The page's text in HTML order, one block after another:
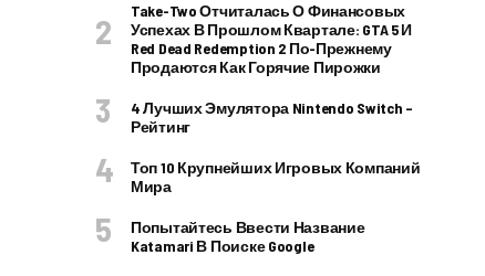
Take-Two Отчиталась О Финансовых
Успехах В Прошлом Квартале: GTA 5 И
Red Dead Redemption 2 По-Прежнему
Продаются Как Горячие Пирожки
4 Лучших Эмулятора Nintendo Switch –
Рейтинг
Топ 10 Крупнейших Игровых Компаний
Мира
Попытайтесь Ввести Название
Katamari В Поиске Google